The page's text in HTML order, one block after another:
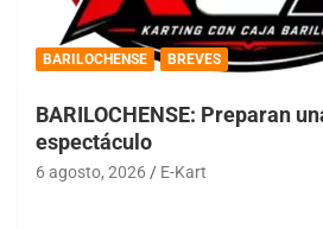
BARILOCHENSE BREVES
BARILOCHENSE: Preparan
espectáculo
6 agosto, 2026 E-Kart